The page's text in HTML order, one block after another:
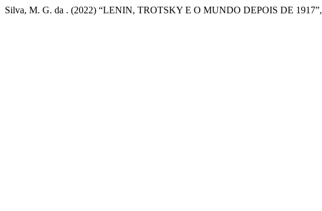
Silva, M. G. da . (2022) “LENIN, TROTSKY E O MUNDO DEPOIS DE 1917”,